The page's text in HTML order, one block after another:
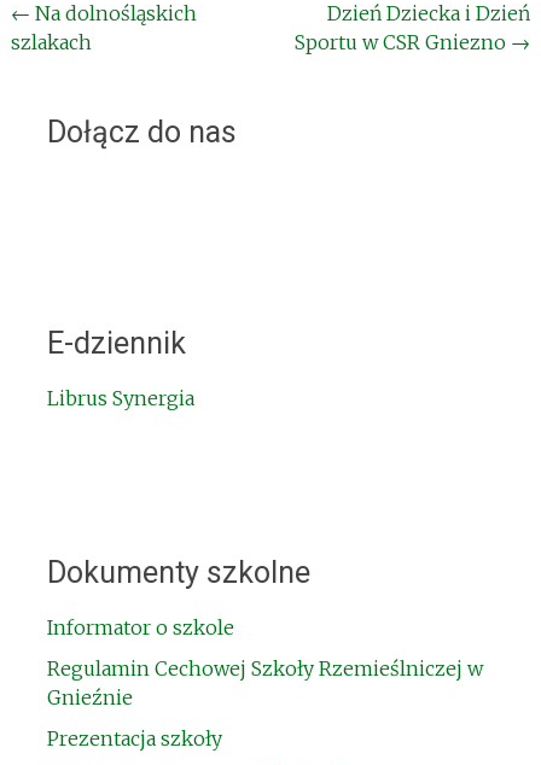
Post
navigation
← Na dolnośląskich
szlakach
Dzień Dziecka i Dzień
Sportu w CSR Gniezno →
Dołącz do nas
E-dziennik
Librus Synergia
Dokumenty szkolne
Informator o szkole
Regulamin Cechowej Szkoły Rzemieślniczej w
Gnieźnie
Prezentacja szkoły